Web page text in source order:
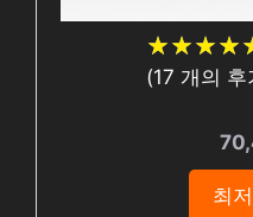
★★★★
★★★★
(17 개의 후
최